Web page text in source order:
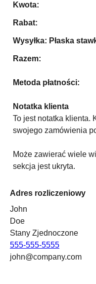
Kwota:
Rabat:
Wysyłka: Płaska
Razem:
Metoda płatności:
Notatka klienta
To jest notatka klienta.
swojego zamówienia
Może zawierać wiele
sekcja jest ukryta.
Adres rozliczeniowy
John
Doe
Stany Zjednoczone
555-555-5555
john@company.com